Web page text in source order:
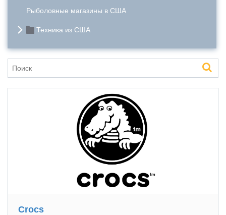
Рыболовные магазины в США
Техника из США
Crocs